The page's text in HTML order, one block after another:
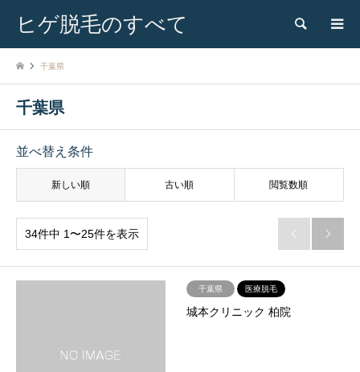
ヒゲ脱毛のすべて 検索
千葉県
千葉県
並べ替え条件
新しい順 古い順 閲覧数順
34件中 1〜25件を表示  
千葉県 医療脱毛
城本クリニック 柏院